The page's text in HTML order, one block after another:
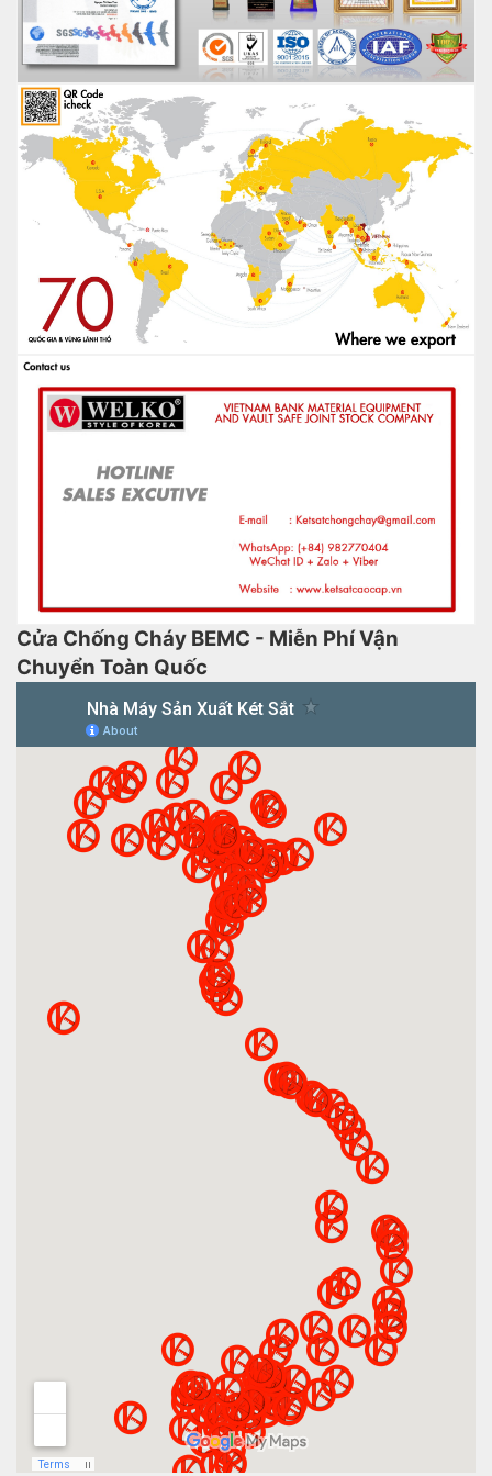
Cửa Chống Cháy BEMC - Miễn Phí Vận
Chuyển Toàn Quốc